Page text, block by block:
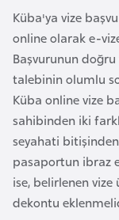
Küba'ya vize
online olarak e-
Başvurunun doğru
talebinin olumlu
Küba online vize
sahibinden iki
seyahati
pasaportun ibraz
ise, belirlenen
dekontu
i
y
e
t
i
C
e
z